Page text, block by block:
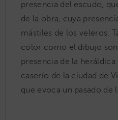
presencia del escudo,
de la obra, cuya
mástiles de los veleros.
color como el dibujo
presencia de la
caserío de la ciudad de
que evoca un pasado de